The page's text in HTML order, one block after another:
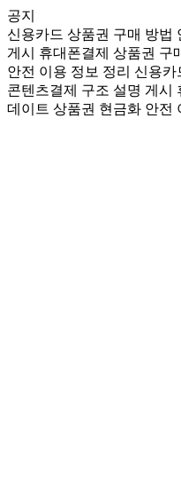
공지
신용카드 상품권 구매 방법
게시
휴대폰결제 상품권 구
안전 이용 정보 정리 신용카
콘텐츠결제 구조 설명 게시
데이트 상품권 현금화 안전